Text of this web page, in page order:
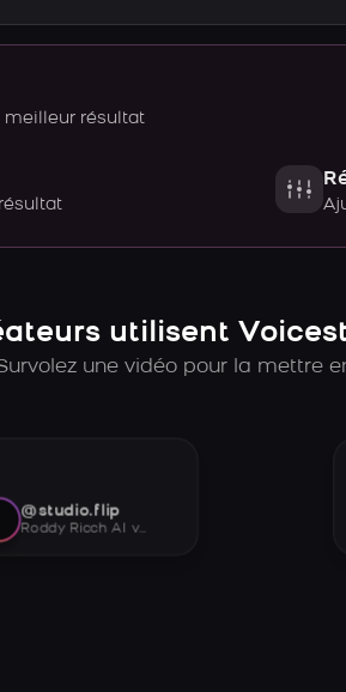
meilleur résultat
utilisent
une vidéo pour la mettre
@studio.flip
Roddy Ricch AI voice